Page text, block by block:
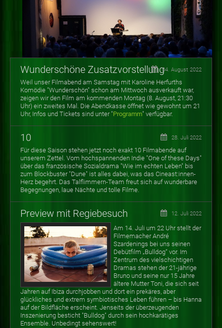
Wunderschöne Zusatzvorstellung04. August 2022
Weil unser Filmabend am Samstag mit Karoline Herfurths
Komödie "Wunderschön" schon am Mittwoch ausverkauft war,
zeigen wir den Film am kommenden Montag (8. August, 21:30
Uhr) ein zweites Mal. Die Abendkasse öffnet wie gewohnt um 21
Uhr, Infos und Tickets sind unter "Programm" verfügbar.
10 28. Juli 2022
Für diese Saison stehen jetzt noch exakt 10 Filmabende auf
unserem Zettel. Vom hochspannenden Indie "One of these Days"
über das französische Sozialdrama "Wie im echten Leben" bis
zum Blockbuster "Dune" ist alles dabei, was das Cineast:innen-
Herz begehrt. Das Talflimmern-Team freut sich auf wunderbare
Begegnungen, laue Nächte und tolle Filme.
Preview mit Regiebesuch 12. Juli 2022
Am 14. Juli um 22 Uhr stellt der
Filmemacher André
Szardenings bei uns seinen
Debütfilm „Bulldog“ vor. Im
Zentrum des vielschichtigen
Dramas stehen der 21-jährige
Bruno und seine nur 15 Jahre
ältere Mutter Toni, die sich seit
Jahren auf Ibiza durchjobben und dort ein prekäres, aber
glückliches und extrem symbiotisches Leben führen – bis Hanna
auf der Bildfläche erscheint. Jenseits der überzeugenden
Inszenierung besticht "Bulldog" durch sein hochkarätiges
Ensemble. Unbedingt sehenswert!